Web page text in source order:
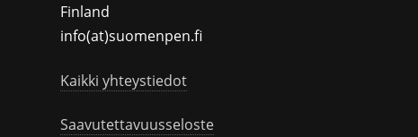
Finland
info(at)suomenpen.fi
Kaikki yhteystiedot
Saavutettavuusseloste